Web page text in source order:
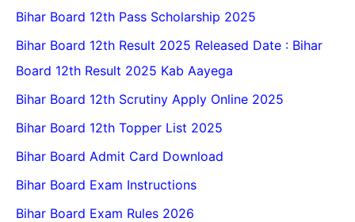
Bihar Board 12th Pass Scholarship 2025
Bihar Board 12th Result 2025 Released Date : Bihar
Board 12th Result 2025 Kab Aayega
Bihar Board 12th Scrutiny Apply Online 2025
Bihar Board 12th Topper List 2025
Bihar Board Admit Card Download
Bihar Board Exam Instructions
Bihar Board Exam Rules 2026